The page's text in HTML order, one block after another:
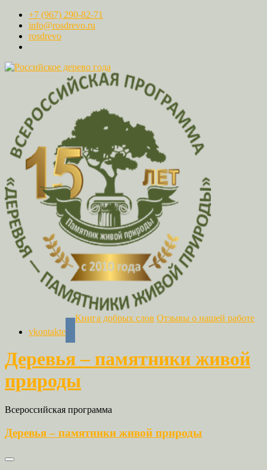
+7 (967) 290-82-71
info@rosdrevo.ru
rosdrevo
vkontakte
Книга добрых слов Отзывы о нашей работе
Деревья – памятники живой
природы
Всероссийская программа
Деревья – памятники живой природы